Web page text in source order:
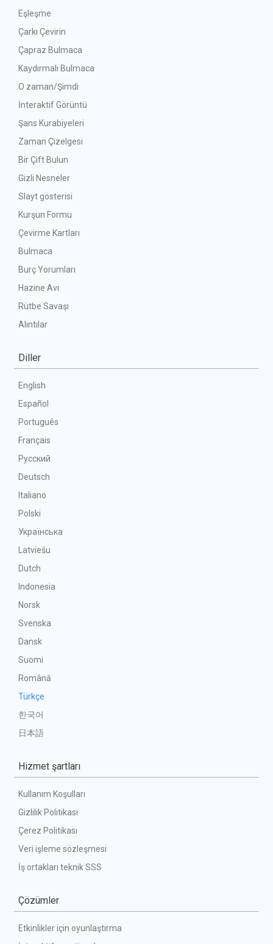
Eşleşme
Çarkı Çevirin
Çapraz Bulmaca
Kaydırmalı Bulmaca
O zaman/Şimdi
İnteraktif Görüntü
Şans Kurabiyeleri
Zaman Çizelgesi
Bir Çift Bulun
Gizli Nesneler
Slayt gösterisi
Kurşun Formu
Çevirme Kartları
Bulmaca
Burç Yorumları
Hazine Avı
Rütbe Savaşı
Alıntılar
Diller
English
Español
Português
Français
Русский
Deutsch
Italiano
Polski
Українська
Latviešu
Dutch
Indonesia
Norsk
Svenska
Dansk
Suomi
Română
Türkçe
한국어
日本語
Hizmet şartları
Kullanım Koşulları
Gizlilik Politikası
Çerez Politikası
Veri işleme sözleşmesi
İş ortakları teknik SSS
Çözümler
Etkinlikler için oyunlaştırma